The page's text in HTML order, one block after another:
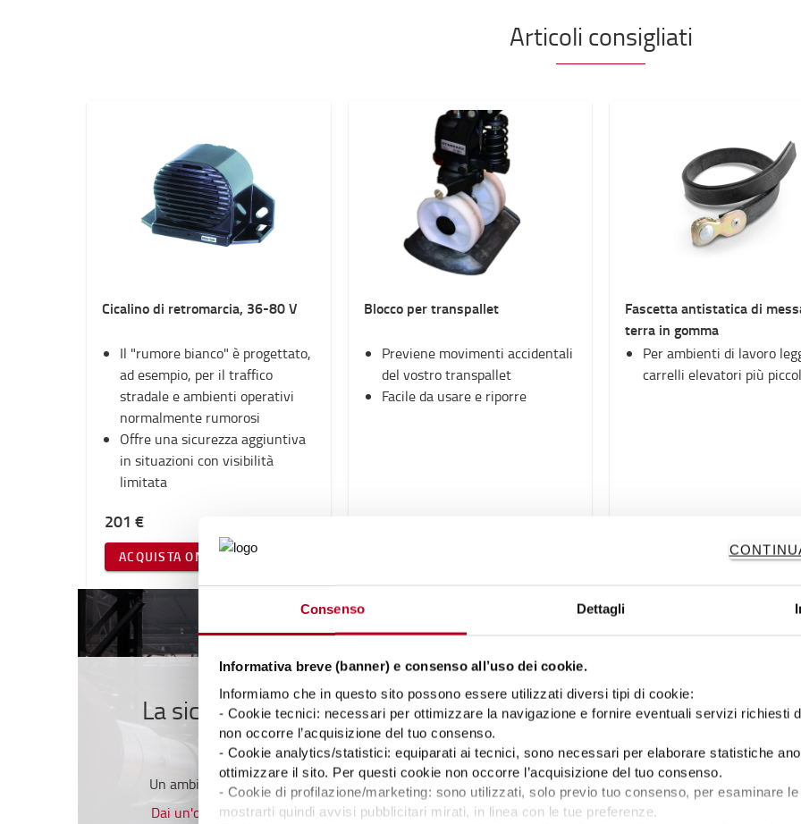
Consenso Dettagli
Informativa breve (banner) e consenso all’uso dei cookie.
Informiamo che in questo sito possono essere utilizzati diversi tipi di cookie:
- Cookie tecnici: necessari per ottimizzare la navigazione e fornire eventuali servizi richiesti
non occorre l’acquisizione del tuo consenso.
- Cookie analytics/statistici: equiparati ai tecnici, sono necessari per elaborare statistiche
ottimizzare il sito. Per questi cookie non occorre l’acquisizione del tuo consenso.
- Cookie di profilazione/marketing: sono utilizzati, solo previo tuo consenso, per esaminare
mostrarti quindi avvisi pubblicitari mirati, in linea con le tue preferenze.
Articoli consigliati
Cicalino di retromarcia, 36-80 V
Il "rumore bianco" è progettato,
ad esempio, per il traffico
stradale e ambienti operativi
normalmente rumorosi
Offre una sicurezza aggiuntiva
in situazioni con visibilità
limitata
201 €
ACQUISTA ONLINE
Blocco per transpallet
Previene movimenti accidentali
del vostro transpallet
Facile da usare e riporre
Fascetta antistatica di
terra in gomma
Per ambienti di lavoro
carrelli elevatori più
ACQUISTA ONLINE
La sicurezza al primo posto,
sempre!
Un ambiente di lavoro sicuro è più produttivo.
Dai un'occhiata ai nostri prodotti di sicurezza